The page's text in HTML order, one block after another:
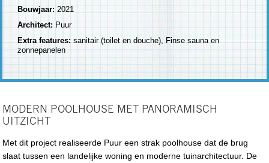
Bouwjaar:2021
Architect: Puur
Extra features:sanitair (toilet en douche), Finse sauna en
zonnepanelen
MODERN POOLHOUSE MET PANORAMISCH
UITZICHT
Met dit project realiseerde Puur een strak poolhouse dat de brug
slaat tussen een landelijke woning en moderne tuinarchitectuur. De